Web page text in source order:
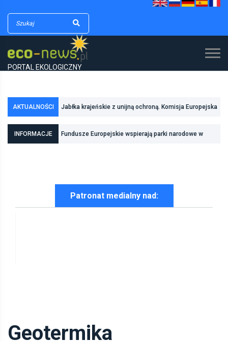
PORTAL EKOLOGICZNY
AKTUALNOŚCI Jabłka krajeńskie z unijną ochroną. Komisja Europejska
INFORMACJE
Pierwszy rezerwat przyrody we Wrocławiu
Fundusze Europejskie wspierają parki narodowe w
realizacji zadań związanych z ochroną przyrody
Patronat medialny nad:
Geotermika